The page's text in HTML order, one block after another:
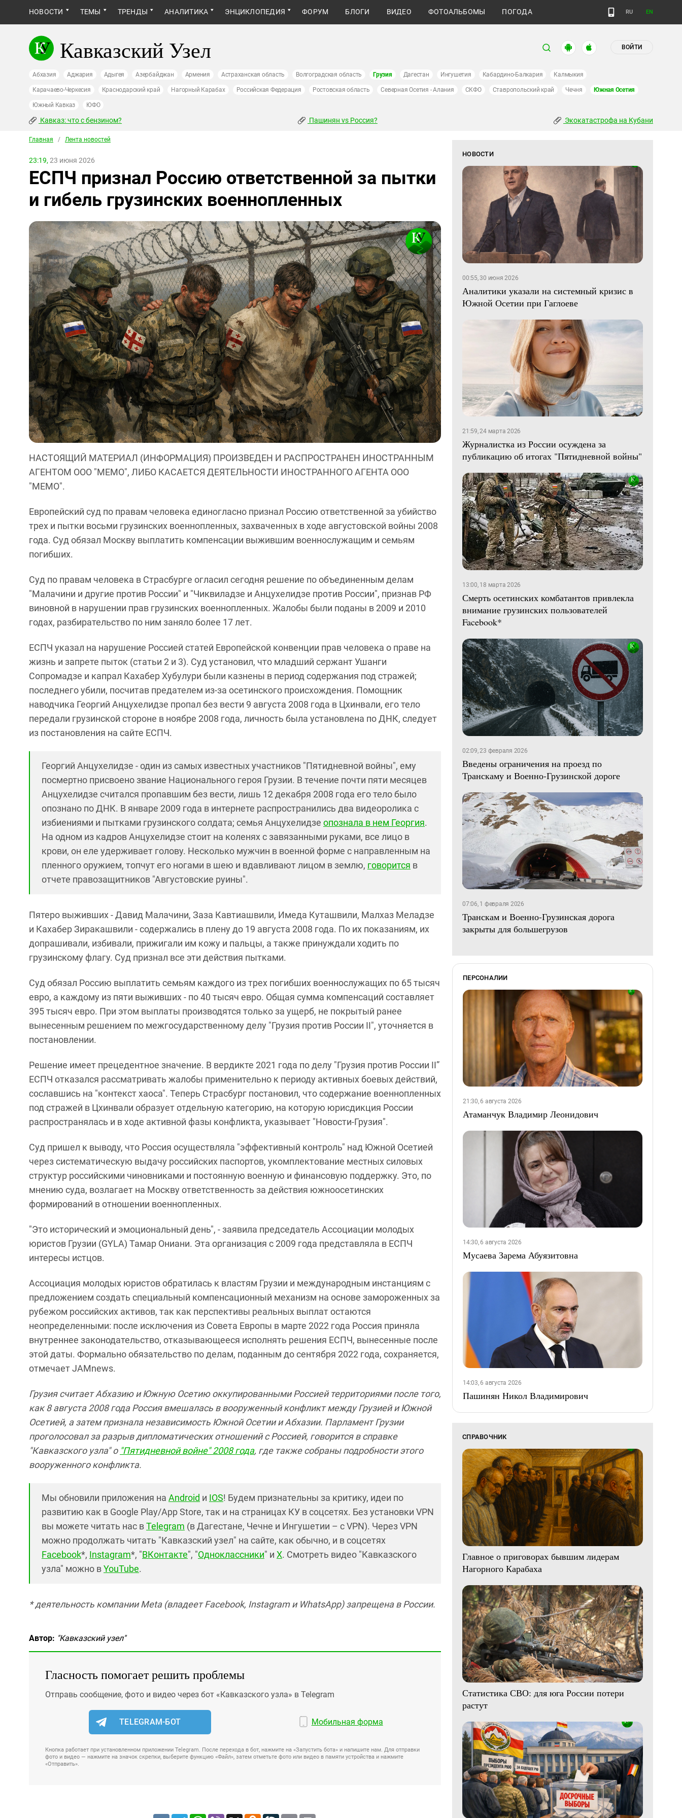
НОВОСТИ ТЕМЫ ТРЕНДЫ АНАЛИТИКА ЭНЦИКЛОПЕДИЯ ФОРУМ БЛОГИ ВИДЕО ФОТОАЛЬБОМЫ ПОГОДА RU EN
Кавказский Узел ВОЙТИ
Абхазия Аджария Адыгея Азербайджан Армения Астраханская область Волгоградская область Грузия Дагестан Ингушетия Кабардино-Балкария Калмыкия
Карачаево-Черкесия Краснодарский край Нагорный Карабах Российская Федерация Ростовская область Северная Осетия - Алания СКФО Ставропольский край Чечня Южная Осетия
Южный Кавказ ЮФО
Кавказ: что с бензином? Пашинян vs Россия? Экокатастрофа на Кубани
Главная / Лента новостей
23:19, 23 июня 2026
ЕСПЧ признал Россию ответственной за пытки
и гибель грузинских военнопленных
НАСТОЯЩИЙ МАТЕРИАЛ (ИНФОРМАЦИЯ) ПРОИЗВЕДЕН И РАСПРОСТРАНЕН ИНОСТРАННЫМ
АГЕНТОМ ООО "МЕМО", ЛИБО КАСАЕТСЯ ДЕЯТЕЛЬНОСТИ ИНОСТРАННОГО АГЕНТА ООО
"МЕМО".
Европейский суд по правам человека единогласно признал Россию ответственной за убийство
трех и пытки восьми грузинских военнопленных, захваченных в ходе августовской войны 2008
года. Суд обязал Москву выплатить компенсации выжившим военнослужащим и семьям
погибших.
Суд по правам человека в Страсбурге огласил сегодня решение по объединенным делам
"Малачини и другие против России" и "Чиквиладзе и Анцухелидзе против России", признав РФ
виновной в нарушении прав грузинских военнопленных. Жалобы были поданы в 2009 и 2010
годах, разбирательство по ним заняло более 17 лет.
ЕСПЧ указал на нарушение Россией статей Европейской конвенции прав человека о праве на
жизнь и запрете пыток (статьи 2 и 3). Суд установил, что младший сержант Ушанги
Сопромадзе и капрал Кахабер Хубулури были казнены в период содержания под стражей;
последнего убили, посчитав предателем из-за осетинского происхождения. Помощник
наводчика Георгий Анцухелидзе пропал без вести 9 августа 2008 года в Цхинвали, его тело
передали грузинской стороне в ноябре 2008 года, личность была установлена по ДНК, следует
из постановления на сайте ЕСПЧ.
Георгий Анцухелидзе - один из самых известных участников "Пятидневной войны", ему
посмертно присвоено звание Национального героя Грузии. В течение почти пяти месяцев
Анцухелидзе считался пропавшим без вести, лишь 12 декабря 2008 года его тело было
опознано по ДНК. В январе 2009 года в интернете распространились два видеоролика с
избиениями и пытками грузинского солдата; семья Анцухелидзе опознала в нем Георгия.
На одном из кадров Анцухелидзе стоит на коленях с завязанными руками, все лицо в
крови, он еле удерживает голову. Несколько мужчин в военной форме с направленным на
пленного оружием, топчут его ногами в шею и вдавливают лицом в землю, говорится в
отчете правозащитников "Августовские руины".
Пятеро выживших - Давид Малачини, Заза Кавтиашвили, Имеда Куташвили, Малхаз Меладзе
и Кахабер Зиракашвили - содержались в плену до 19 августа 2008 года. По их показаниям, их
допрашивали, избивали, прижигали им кожу и пальцы, а также принуждали ходить по
грузинскому флагу. Суд признал все эти действия пытками.
Суд обязал Россию выплатить семьям каждого из трех погибших военнослужащих по 65 тысяч
евро, а каждому из пяти выживших - по 40 тысяч евро. Общая сумма компенсаций составляет
395 тысяч евро. При этом выплаты производятся только за ущерб, не покрытый ранее
вынесенным решением по межгосударственному делу "Грузия против России II", уточняется в
постановлении.
Решение имеет прецедентное значение. В вердикте 2021 года по делу "Грузия против России II”
ЕСПЧ отказался рассматривать жалобы применительно к периоду активных боевых действий,
сославшись на "контекст хаоса". Теперь Страсбург постановил, что содержание военнопленных
под стражей в Цхинвали образует отдельную категорию, на которую юрисдикция России
распространялась и в ходе активной фазы конфликта, указывает "Новости-Грузия".
Суд пришел к выводу, что Россия осуществляла "эффективный контроль" над Южной Осетией
через систематическую выдачу российских паспортов, укомплектование местных силовых
структур российскими чиновниками и постоянную военную и финансовую поддержку. Это, по
мнению суда, возлагает на Москву ответственность за действия южноосетинских
формирований в отношении военнопленных.
"Это исторический и эмоциональный день", - заявила председатель Ассоциации молодых
юристов Грузии (GYLA) Тамар Ониани. Эта организация с 2009 года представляла в ЕСПЧ
интересы истцов.
Ассоциация молодых юристов обратилась к властям Грузии и международным инстанциям с
предложением создать специальный компенсационный механизм на основе замороженных за
рубежом российских активов, так как перспективы реальных выплат остаются
неопределенными: после исключения из Совета Европы в марте 2022 года Россия приняла
внутреннее законодательство, отказывающееся исполнять решения ЕСПЧ, вынесенные после
этой даты. Формально обязательство по делам, поданным до сентября 2022 года, сохраняется,
отмечает JAMnews.
Грузия считает Абхазию и Южную Осетию оккупированными Россией территориями после того,
как 8 августа 2008 года Россия вмешалась в вооруженный конфликт между Грузией и Южной
Осетией, а затем признала независимость Южной Осетии и Абхазии. Парламент Грузии
проголосовал за разрыв дипломатических отношений с Россией, говорится в справке
"Кавказского узла" о "Пятидневной войне" 2008 года, где также собраны подробности этого
вооруженного конфликта.
Мы обновили приложения на Android и IOS! Будем признательны за критику, идеи по
развитию как в Google Play/App Store, так и на страницах КУ в соцсетях. Без установки VPN
вы можете читать нас вTelegram (в Дагестане, Чечне и Ингушетии – с VPN). Через VPN
можно продолжать читать "Кавказский узел" на сайте, как обычно, и в соцсетях
Facebook*, Instagram*, "ВКонтакте", "Одноклассники" и X. Смотреть видео "Кавказского
узла" можно вYouTube.
* деятельность компании Meta (владеет Facebook, Instagram и WhatsApp) запрещена в России.
Автор: "Кавказский узел"
Гласность помогает решить проблемы
Отправь сообщение, фото и видео через бот «Кавказского узла» в Telegram
TELEGRAM-БОТ Мобильная форма
Кнопка работает при установленном приложении Telegram. После перехода в бот, нажмите на «Запустить бота» и напишите нам. Для отправки
фото и видео — нажмите на значок скрепки, выберите функцию «Файл», затем отметьте фото или видео в памяти устройства и нажмите
«Отправить».
НОВОСТИ
00:55, 30 июня 2026
Аналитики указали на системный кризис в
Южной Осетии при Гаглоеве
21:59, 24 марта 2026
Журналистка из России осуждена за
публикацию об итогах "Пятидневной войны"
13:00, 18 марта 2026
Смерть осетинских комбатантов привлекла
внимание грузинских пользователей
Facebook*
02:09, 23 февраля 2026
Введены ограничения на проезд по
Транскаму и Военно-Грузинской дороге
07:06, 1 февраля 2026
Транскам и Военно-Грузинская дорога
закрыты для большегрузов
ПЕРСОНАЛИИ
21:30, 6 августа 2026
Атаманчук Владимир Леонидович
14:30, 6 августа 2026
Мусаева Зарема Абуязитовна
14:03, 6 августа 2026
Пашинян Никол Владимирович
СПРАВОЧНИК
Главное о приговорах бывшим лидерам
Нагорного Карабаха
Статистика СВО: для юга России потери
растут